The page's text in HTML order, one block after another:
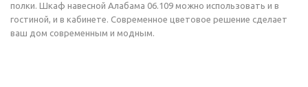
полки. Шкаф навесной Алабама 06.109 можно использовать и в
гостиной, и в кабинете. Современное цветовое решение сделает
ваш дом современным и модным.